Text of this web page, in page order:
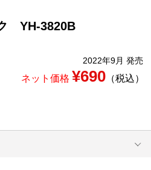
YH-3820B
2022年9月 発売
ネット価格 ¥690（税込）